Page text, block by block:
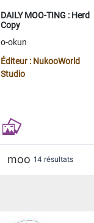
DAILY MOO-TING : Herd
Copy
o-okun
Éditeur : NukooWorld
Studio
moo 14 résultats